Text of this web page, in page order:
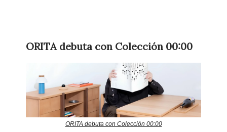
ORITA debuta con Colección 00:00
ORITA debuta con Colección 00:00